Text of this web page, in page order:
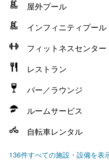
屋外プール
インフィニティプール
フィットネスセンター
レストラン
バー／ラウンジ
ルームサービス
自転車レンタル
136件すべての施設・設備を表